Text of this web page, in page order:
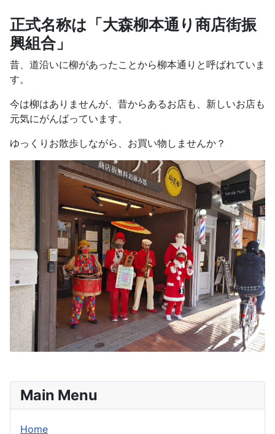
正式名称は「大森柳本通り商店街振
興組合」
昔、道沿いに柳があったことから柳本通りと呼ばれていま
す。
今は柳はありませんが、昔からあるお店も、新しいお店も
元気にがんばっています。
ゆっくりお散歩しながら、お買い物しませんか？
Main Menu
Home